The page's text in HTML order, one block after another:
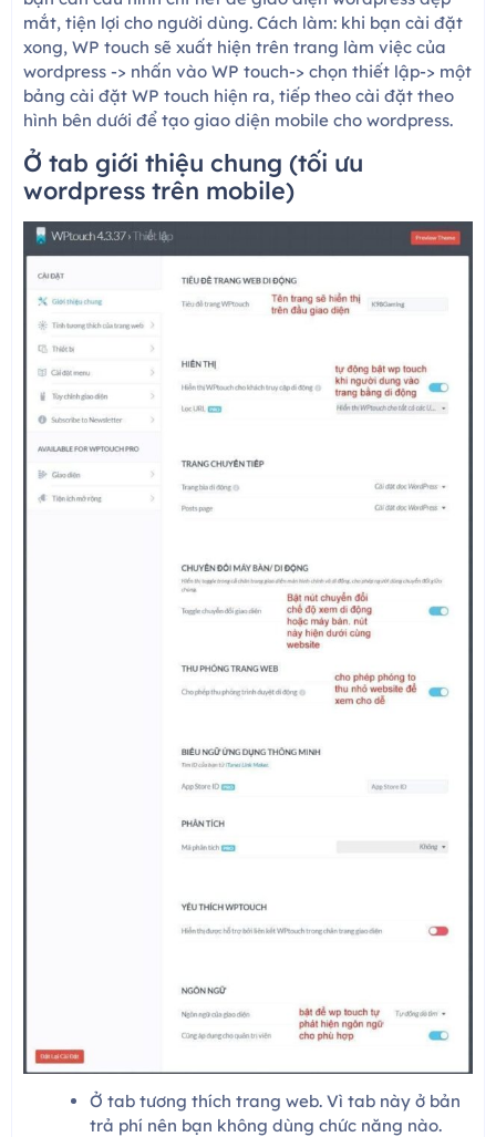
mắt, tiện lợi cho người dùng. Cách làm: khi bạn cài đặt
xong, WP touch sẽ xuất hiện trên trang làm việc của
wordpress -> nhấn vào WP touch-> chọn thiết lập-> một
bảng cài đặt WP touch hiện ra, tiếp theo cài đặt theo
hình bên dưới để tạo giao diện mobile cho wordpress.
Ở tab giới thiệu chung (tối ưu
wordpress trên mobile)
Ở tab tương thích trang web. Vì tab này ở bản
trả phí nên bạn không dùng chức năng nào.